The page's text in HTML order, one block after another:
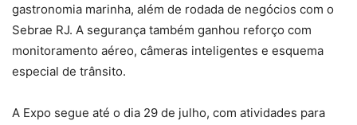
gastronomia marinha, além de rodada de negócios com o
Sebrae RJ. A segurança também ganhou reforço com
monitoramento aéreo, câmeras inteligentes e esquema
especial de trânsito.
A Expo segue até o dia 29 de julho, com atividades para